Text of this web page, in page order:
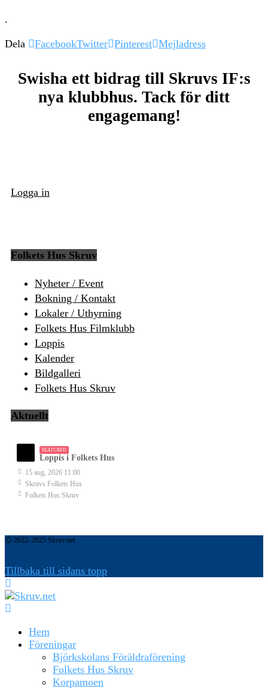
.
Dela FacebookTwitter Pinterest Mejladress
Swisha ett bidrag till Skruvs IF:s
nya klubbhus. Tack för ditt
engagemang!
Logga in
Folkets Hus Skruv
Nyheter / Event
Bokning / Kontakt
Lokaler / Uthyrning
Folkets Hus Filmklubb
Loppis
Kalender
Bildgalleri
Folkets Hus Skruv
Aktuellt
FEATURED
Loppis i Folkets Hus
15 aug, 2026 11:00
Skruvs Folkets Hus
Folkets Hus Skruv
Ⓒ 2022–2025 Skruv.net
Tillbaka till sidans topp
Hem
Föreningar
Björkskolans Föräldraförening
Folkets Hus Skruv
Korpamoen